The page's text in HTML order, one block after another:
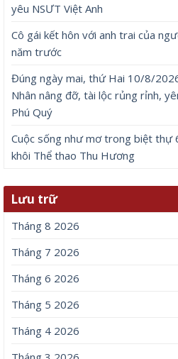
yêu NSƯT Việt Anh
Cô gái kết hôn với anh trai của
năm trước
Đúng ngày mai, thứ Hai 10/8/
Nhân nâng đỡ, tài lộc rủng rỉnh,
Phú Quý
Cuộc sống như mơ trong biệt thự
khôi Thể thao Thu Hương
Lưu trữ
Tháng 8 2026
Tháng 7 2026
Tháng 6 2026
Tháng 5 2026
Tháng 4 2026